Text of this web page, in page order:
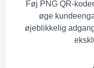
Føj PNG QR-
øge
øjeblikkelig